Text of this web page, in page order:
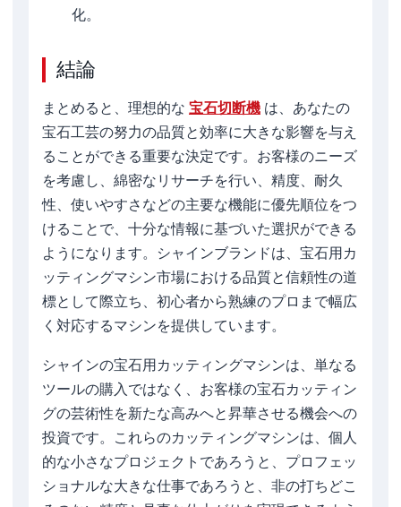
化。
結論
まとめると、理想的な 宝石切断機 は、あなたの
宝石工芸の努力の品質と効率に大きな影響を与え
ることができる重要な決定です。お客様のニーズ
を考慮し、綿密なリサーチを行い、精度、耐久
性、使いやすさなどの主要な機能に優先順位をつ
けることで、十分な情報に基づいた選択ができる
ようになります。シャインブランドは、宝石用カ
ッティングマシン市場における品質と信頼性の道
標として際立ち、初心者から熟練のプロまで幅広
く対応するマシンを提供しています。
シャインの宝石用カッティングマシンは、単なる
ツールの購入ではなく、お客様の宝石カッティン
グの芸術性を新たな高みへと昇華させる機会への
投資です。これらのカッティングマシンは、個人
的な小さなプロジェクトであろうと、プロフェッ
ショナルな大きな仕事であろうと、非の打ちどこ